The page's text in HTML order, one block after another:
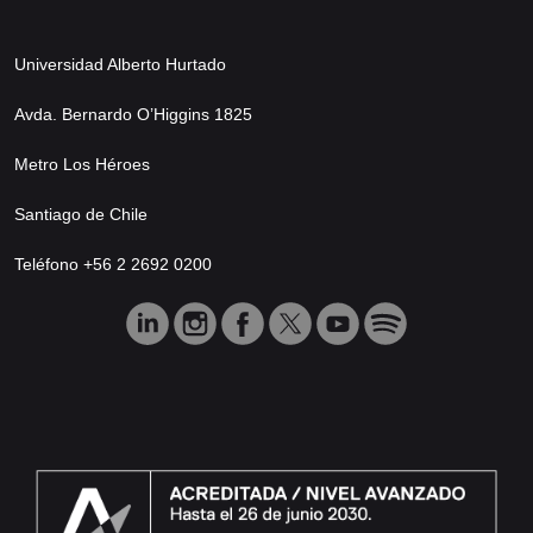
Universidad Alberto Hurtado
Avda. Bernardo O’Higgins 1825
Metro Los Héroes
Santiago de Chile
Teléfono +56 2 2692 0200